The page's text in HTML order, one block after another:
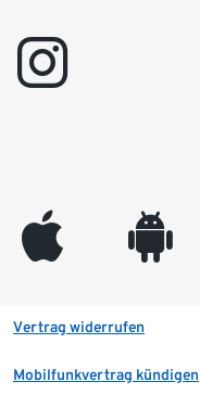
instagram
appleinc android
Vertrag widerrufen
Mobilfunkvertrag kündigen